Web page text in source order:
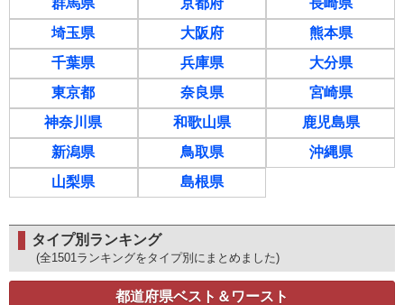
群馬県
埼玉県
千葉県
東京都
神奈川県
新潟県
山梨県
京都府
大阪府
兵庫県
奈良県
和歌山県
鳥取県
島根県
長崎県
熊本県
大分県
宮崎県
鹿児島県
沖縄県
タイプ別ランキング
(全1501ランキングをタイプ別にまとめました)
都道府県ベスト＆ワースト